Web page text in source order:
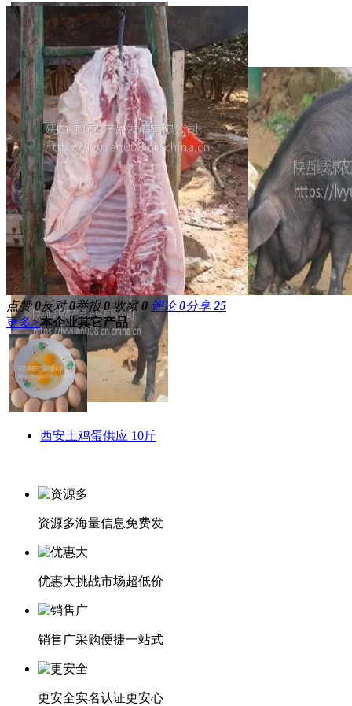
点赞0反对0举报0 收藏0 评论0分享25
更多>本企业其它产品
西安土鸡蛋供应 10斤
资源多海量信息免费发
优惠大挑战市场超低价
销售广采购便捷一站式
更安全实名认证更安心